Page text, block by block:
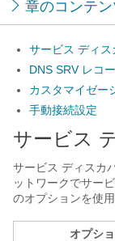
章のコンテン
サービス ディ
DNS SRV レコ
カスタマイゼー
手動接続設定
サービス
サービス ディスカ
ットワークでサー
のオプションを使
オプシ